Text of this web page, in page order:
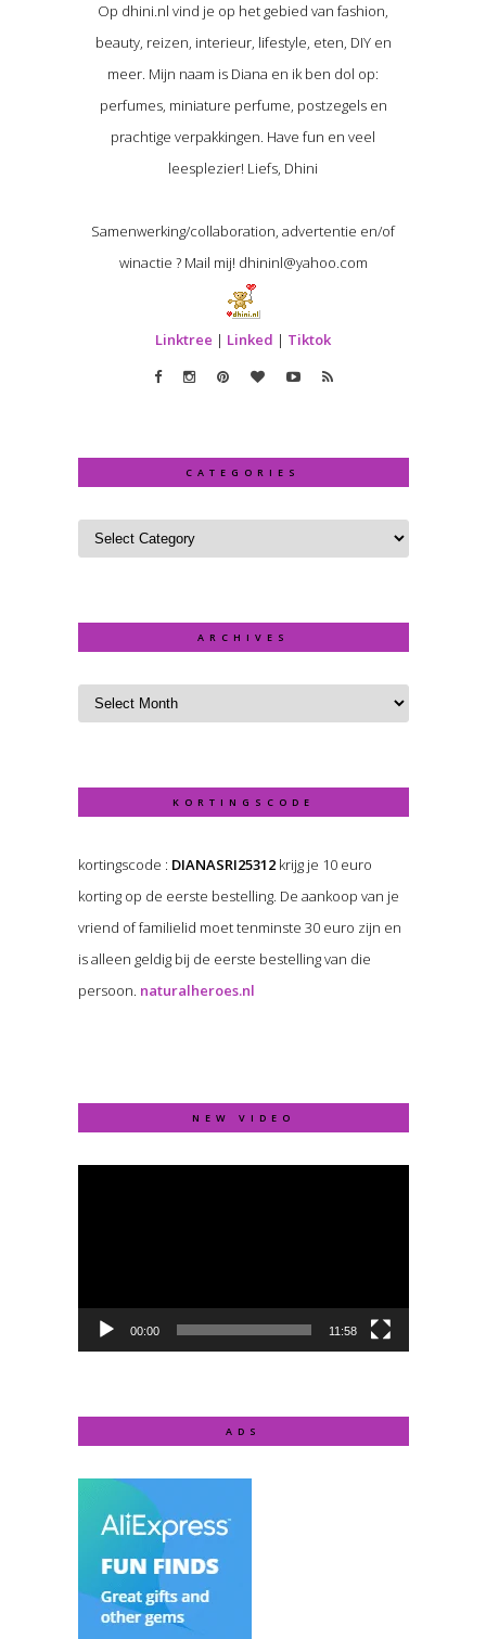
Op dhini.nl vind je op het gebied van fashion,
beauty, reizen, interieur, lifestyle, eten, DIY en
meer. Mijn naam is Diana en ik ben dol op:
perfumes, miniature perfume, postzegels en
prachtige verpakkingen. Have fun en veel
leesplezier! Liefs, Dhini
Samenwerking/collaboration, advertentie en/of
winactie ? Mail mij! dhininl@yahoo.com
Linktree | Linked | Tiktok
CATEGORIES
ARCHIVES
KORTINGSCODE
kortingscode : DIANASRI25312krijg je 10 euro
korting op de eerste bestelling. De aankoop van je
vriend of familielid moet tenminste 30 euro zijn en
is alleen geldig bij de eerste bestelling van die
persoon. naturalheroes.nl
NEW VIDEO
Video
00:00 11:58
ADS